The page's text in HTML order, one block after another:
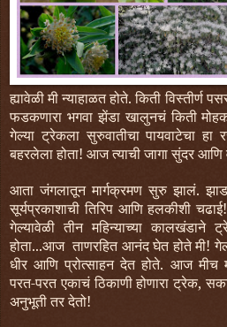
ह्यावेळी मी न्याहाळत होते. किती विस्तीर्ण
फडकणारा भगवा झेंडा खालुनचं किती
गेल्या ट्रेकला सुरुवातीचा पायवाटेचा हा
बहरलेला होता! आज त्याची जागा सुंदर आणि
आता जंगलातून मार्गक्रमण सुरु झालं.
सूर्यप्रकाशाची तिरिप आणि हलकीशी
गेल्यावेळी तीन महिन्याच्या
होता...आज ताणरहित आनंद घेत होते मी!
धीर आणि प्रोत्साहन देत होते. आज मीच
परत-परत एकाचं ठिकाणी होणारा ट्रेक,
अनुभूती तर देतो!